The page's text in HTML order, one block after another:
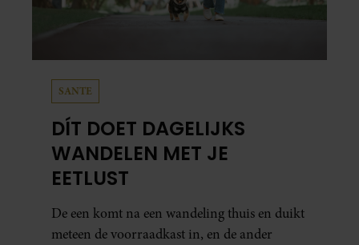
SANTE
DÍT DOET DAGELIJKS
WANDELEN MET JE
EETLUST
De een komt na een wandeling thuis en duikt
meteen de voorraadkast in, en de ander